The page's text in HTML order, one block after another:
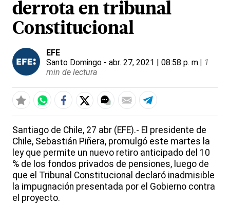
derrota en tribunal
Constitucional
EFE
Santo Domingo - abr. 27, 2021 | 08:58 p. m.| 1
min de lectura
Santiago de Chile, 27 abr (EFE).- El presidente de
Chile, Sebastián Piñera, promulgó este martes la
ley que permite un nuevo retiro anticipado del 10
% de los fondos privados de pensiones, luego de
que el Tribunal Constitucional declaró inadmisible
la impugnación presentada por el Gobierno contra
el proyecto.